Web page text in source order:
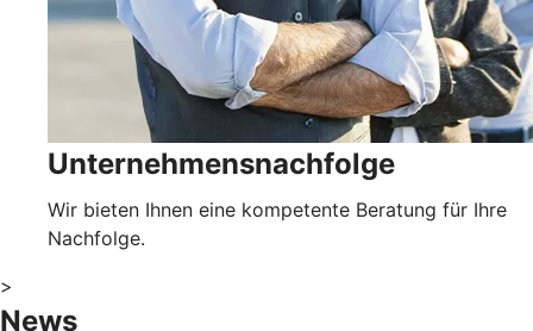
Unternehmensnachfolge
Wir bieten Ihnen eine kompetente Beratung für Ihre
Nachfolge.
>
News